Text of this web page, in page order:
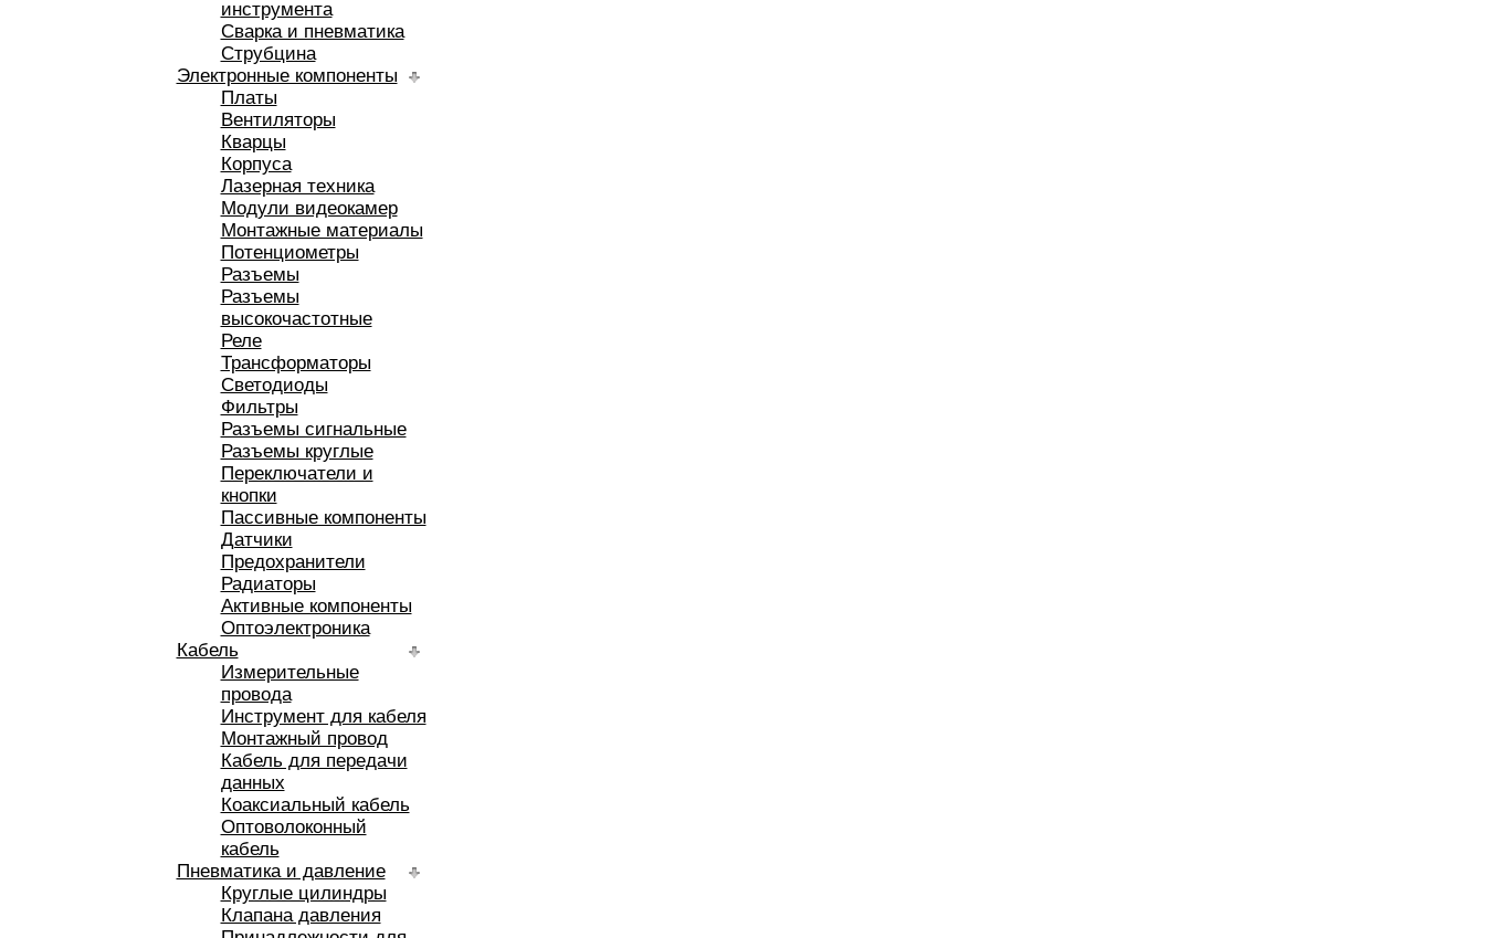
инструмента
Сварка и пневматика
Струбцина
Электронные компоненты
Платы
Вентиляторы
Кварцы
Корпуса
Лазерная техника
Модули видеокамер
Монтажные материалы
Потенциометры
Разъемы
Разъемы
высокочастотные
Реле
Трансформаторы
Светодиоды
Фильтры
Разъемы сигнальные
Разъемы круглые
Переключатели и
кнопки
Пассивные компоненты
Датчики
Предохранители
Радиаторы
Активные компоненты
Оптоэлектроника
Кабель
Измерительные
провода
Инструмент для кабеля
Монтажный провод
Кабель для передачи
данных
Коаксиальный кабель
Оптоволоконный
кабель
Пневматика и давление
Круглые цилиндры
Клапана давления